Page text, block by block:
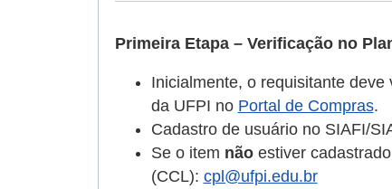
Primeira Etapa – Verificação no
Inicialmente, o requisitante
da UFPI no Portal de Compras.
Cadastro de usuário no SIAFI/
Se o item não estiver
(CCL): cpl@ufpi.edu.br